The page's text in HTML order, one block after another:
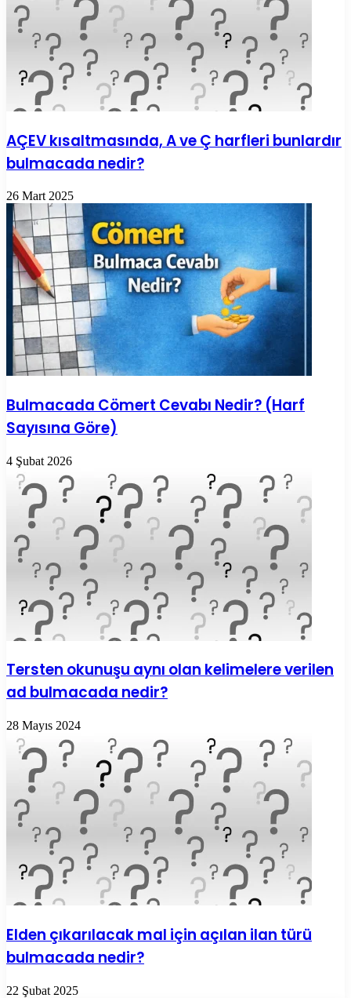
AÇEV kısaltmasında, A ve Ç harfleri bunlardır
bulmacada nedir?
26 Mart 2025
Bulmacada Cömert Cevabı Nedir? (Harf
Sayısına Göre)
4 Şubat 2026
Tersten okunuşu aynı olan kelimelere verilen
ad bulmacada nedir?
28 Mayıs 2024
Elden çıkarılacak mal için açılan ilan türü
bulmacada nedir?
22 Şubat 2025